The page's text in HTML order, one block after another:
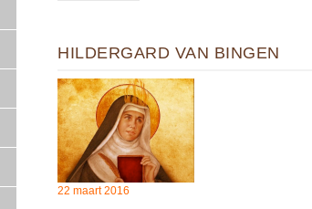
HILDERGARD VAN BINGEN
22 maart 2016